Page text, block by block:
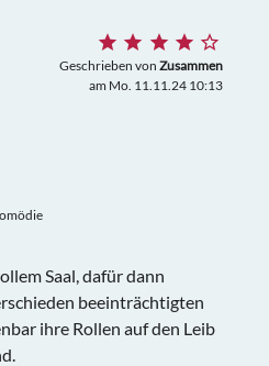
Geschrieben von Zusammen
am Mo. 11.11.24 10:13
Saal, dafür dann
beeinträchtigten
ihre Rollen auf den Leib